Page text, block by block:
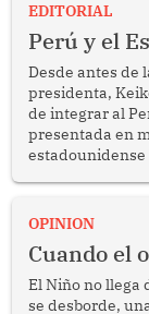
EDITORIAL
Perú y el
Desde antes de
presidenta,
de integrar al
presentada en
OPINION
Cuando el
El Niño no llega
se desborde,